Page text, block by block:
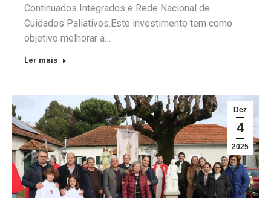
Continuados Integrados e Rede Nacional de
Cuidados Paliativos.Este investimento tem como
objetivo melhorar a…
Ler mais
Dez
4
2025